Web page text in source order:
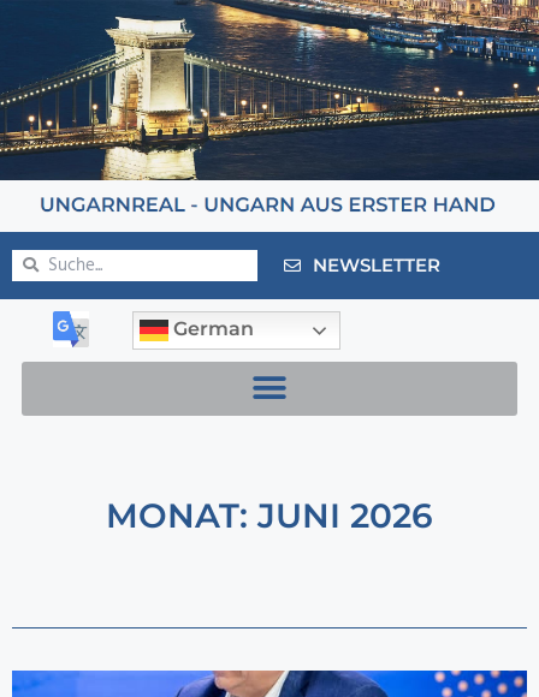
NEWSLETTER
German
MONAT: JUNI 2026